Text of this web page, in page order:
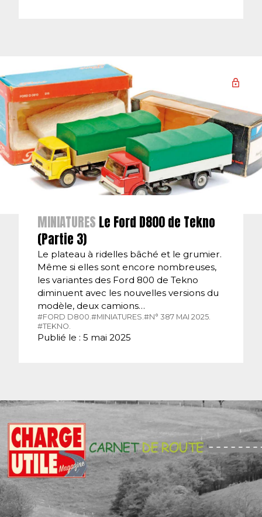
MINIATURES Le Ford D800 de Tekno
(Partie 3)
Le plateau à ridelles bâché et le grumier.
Même si elles sont encore nombreuses,
les variantes des Ford 800 de Tekno
diminuent avec les nouvelles versions du
modèle, deux camions…
#FORD D800.#MINIATURES.#N° 387 MAI 2025.
#TEKNO.
Publié le : 5 mai 2025